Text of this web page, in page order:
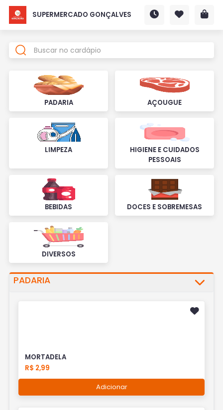
SUPERMERCADO GONÇALVES
PADARIA AÇOUGUE
LIMPEZA
HIGIENE E CUIDADOS
PESSOAIS
BEBIDAS DOCES E SOBREMESAS
DIVERSOS
PADARIA
MORTADELA
R$ 2,99
Adicionar